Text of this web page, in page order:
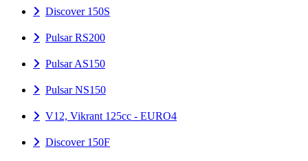
Discover 150S
Pulsar RS200
Pulsar AS150
Pulsar NS150
V12, Vikrant 125cc - EURO4
Discover 150F